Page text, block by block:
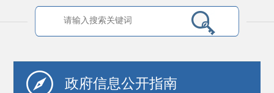
政府信息公开指南